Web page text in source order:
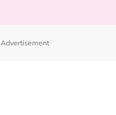
Advertisement